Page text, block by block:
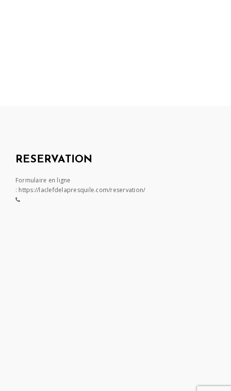
RESERVATION
Formulaire en ligne
: https://laclefdelapresquile.com/reservation/